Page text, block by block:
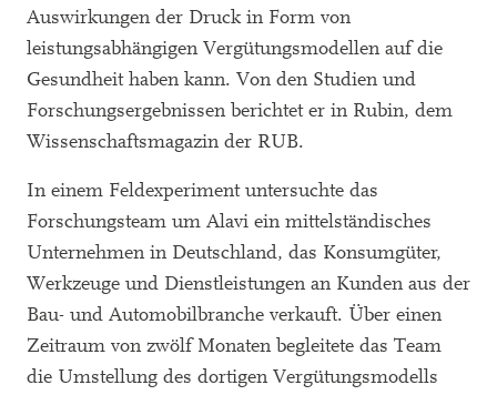
Auswirkungen der Druck in Form von
leistungsabhängigen Vergütungsmodellen auf die
Gesundheit haben kann. Von den Studien und
Forschungsergebnissen berichtet er in Rubin, dem
Wissenschaftsmagazin der RUB.
In einem Feldexperiment untersuchte das
Forschungsteam um Alavi ein mittelständisches
Unternehmen in Deutschland, das Konsumgüter,
Werkzeuge und Dienstleistungen an Kunden aus der
Bau- und Automobilbranche verkauft. Über einen
Zeitraum von zwölf Monaten begleitete das Team
die Umstellung des dortigen Vergütungsmodells